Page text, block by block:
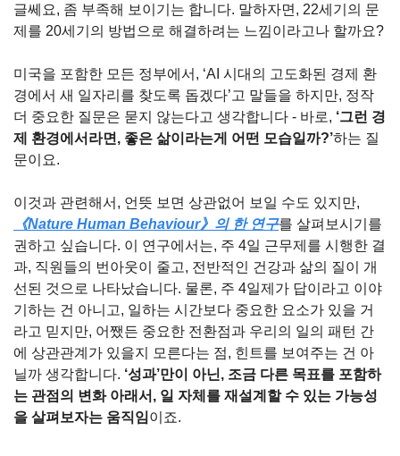
글쎄요, 좀 부족해 보이기는 합니다. 말하자면, 22세기의 문
제를 20세기의 방법으로 해결하려는 느낌이라고나 할까요?
미국을 포함한 모든 정부에서, ‘AI 시대의 고도화된 경제 환
경에서 새 일자리를 찾도록 돕겠다’고 말들을 하지만, 정작
더 중요한 질문은 묻지 않는다고 생각합니다 - 바로, ‘그런 경
제 환경에서라면, 좋은 삶이라는게 어떤 모습일까?’하는 질
문이요.
《Nature Human Behaviour》의 한 연구를 살펴보시기를
권하고 싶습니다. 이 연구에서는, 주 4일 근무제를 시행한 결
과, 직원들의 번아웃이 줄고, 전반적인 건강과 삶의 질이 개
선된 것으로 나타났습니다. 물론, 주 4일제가 답이라고 이야
기하는 건 아니고, 일하는 시간보다 중요한 요소가 있을 거
라고 믿지만, 어쨌든 중요한 전환점과 우리의 일의 패턴 간
에 상관관계가 있을지 모른다는 점, 힌트를 보여주는 건 아
닐까 생각합니다. ‘성과’만이 아닌, 조금 다른 목표를 포함하
는 관점의 변화 아래서, 일 자체를 재설계할 수 있는 가능성
을 살펴보자는 움직임이죠.